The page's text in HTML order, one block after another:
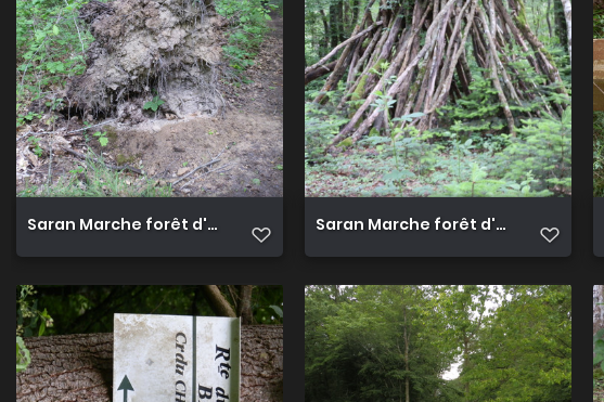
Saran Marche forêt d'Orléans 13 Saran Marche forêt d'Orléans 15